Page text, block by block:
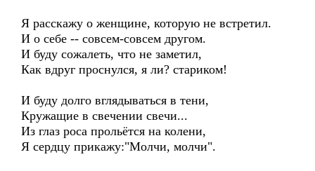
Я расскажу о женщине, которую не встретил.
И о себе -- совсем-совсем другом.
И буду сожалеть, что не заметил,
Как вдруг проснулся, я ли? стариком!
И буду долго вглядываться в тени,
Кружащие в свечении свечи...
Из глаз роса прольётся на колени,
Я сердцу прикажу:"Молчи, молчи".